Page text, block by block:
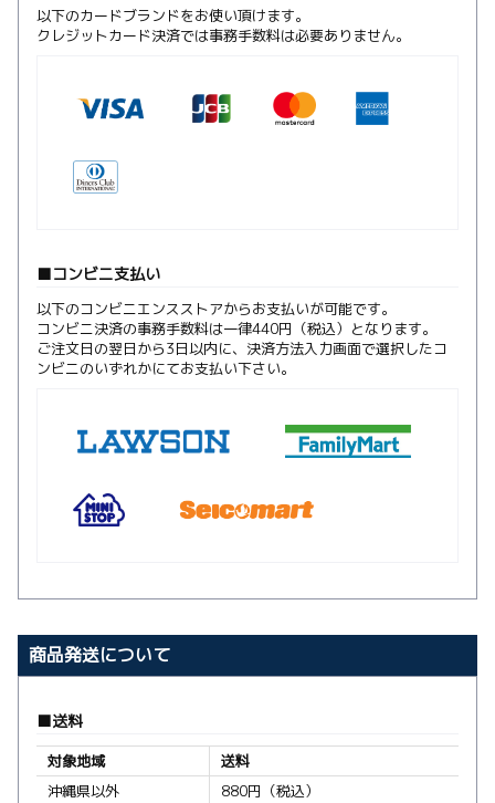
以下のカードブランドをお使い頂けます。
クレジットカード決済では事務手数料は必要ありません。
コンビニ支払い
以下のコンビニエンスストアからお支払いが可能です。
コンビニ決済の事務手数料は一律440円（税込）となります。
ご注文日の翌日から3日以内に、決済方法入力画面で選択したコ
ンビニのいずれかにてお支払い下さい。
商品発送について
送料
対象地域
送料
沖縄県以外
880円（税込）